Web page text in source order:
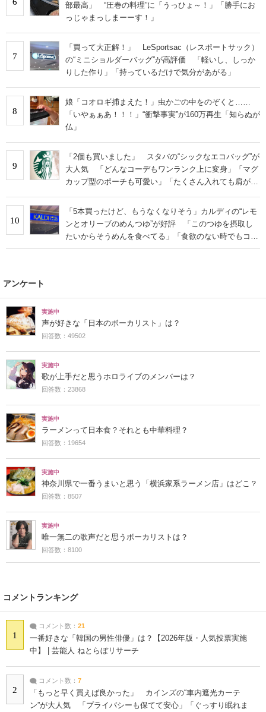
部最高」 “圧巻の料理”に「うっひょ～！」「勝手にお
っじゃまっしまーーす！」
7
「買って大正解！」 LeSportsac（レスポートサック）
の“ミニショルダーバッグ”が高評価 「軽いし、しっか
りした作り」「持っているだけで気分があがる」
8
娘「コオロギ捕まえた！」虫かごの中をのぞくと……
「いやぁぁあ！！！」“衝撃事実”が160万再生「知らぬが
仏」
9
「2個も買いました」 スタバの“シックなエコバッグ”が
大人気 「どんなコーデもワンランク上に変身」「マグ
カップ型のポーチも可愛い」「たくさん入れても肩が痛
10
「5本買ったけど、もうなくなりそう」カルディの“レモ
ンとオリーブのめんつゆ”が好評 「このつゆを摂取し
たいからそうめんを食べてる」「食欲のない時でもコレ
で食べられる」
アンケート
実施中
声が好きな「日本のボーカリスト」は？
回答数：49502
実施中
歌が上手だと思うホロライブのメンバーは？
回答数：23868
実施中
ラーメンって日本食？それとも中華料理？
回答数：19654
実施中
神奈川県で一番うまいと思う「横浜家系ラーメン店」はどこ？
回答数：8507
実施中
唯一無二の歌声だと思うボーカリストは？
回答数：8100
コメントランキング
1
コメント数： 21
一番好きな「韓国の男性俳優」は？【2026年版・人気投票実施
中】 | 芸能人 ねとらぼリサーチ
2
コメント数： 7
「もっと早く買えば良かった」 カインズの“車内遮光カーテ
ン”が大人気 「プライバシーも保てて安心」「ぐっすり眠れま